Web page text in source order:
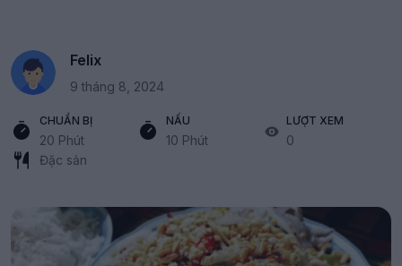
Felix
9 tháng 8, 2024
CHUẨN BỊ
20 Phút
NẤU
10 Phút
LƯỢT XEM
0
Đặc sản